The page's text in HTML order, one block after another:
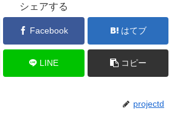
シェアする
Facebook はてブ
LINE コピー
projectd